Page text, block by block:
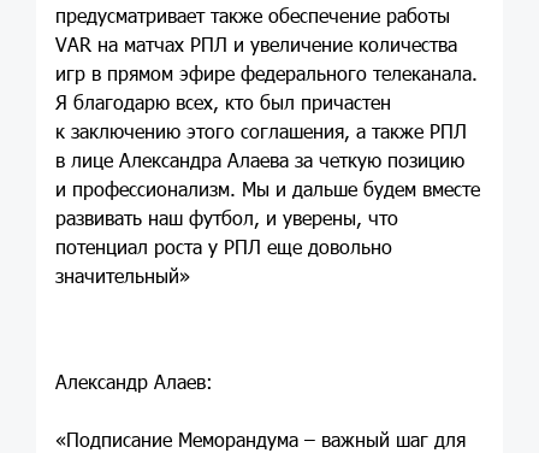
предусматривает также обеспечение работы
VAR на матчах РПЛ и увеличение количества
игр в прямом эфире федерального телеканала.
Я благодарю всех, кто был причастен
к заключению этого соглашения, а также РПЛ
в лице Александра Алаева за четкую позицию
и профессионализм. Мы и дальше будем вместе
развивать наш футбол, и уверены, что
потенциал роста у РПЛ еще довольно
значительный»
Александр Алаев:
«Подписание Меморандума – важный шаг для